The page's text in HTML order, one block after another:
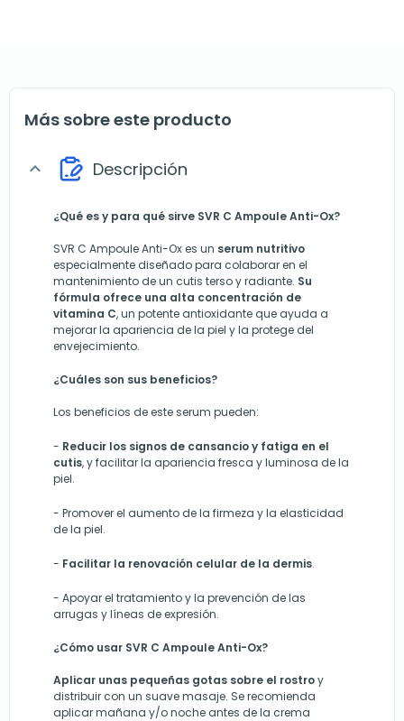
Más sobre este producto
expand_more Descripción
¿Qué es y para qué sirve SVR C Ampoule Anti-Ox?
SVR C Ampoule Anti-Ox es un serum nutritivo
especialmente diseñado para colaborar en el
mantenimiento de un cutis terso y radiante. Su
fórmula ofrece una alta concentración de
vitamina C, un potente antioxidante que ayuda a
mejorar la apariencia de la piel y la protege del
envejecimiento.
¿Cuáles son sus beneficios?
Los beneficios de este serum pueden:
- Reducir los signos de cansancio y fatiga en el
cutis, y facilitarla apariencia fresca y luminosa de la
piel.
- Promover el aumento de la firmeza y la elasticidad
de la piel.
- Facilitar la renovación celular de la dermis.
- Apoyar el tratamiento y la prevención de las
arrugas y líneas de expresión.
¿Cómo usar SVR C Ampoule Anti-Ox?
Aplicar unas pequeñas gotas sobre el rostroy
distribuir con un suave masaje. Se recomienda
aplicar mañana y/o noche antes de la crema